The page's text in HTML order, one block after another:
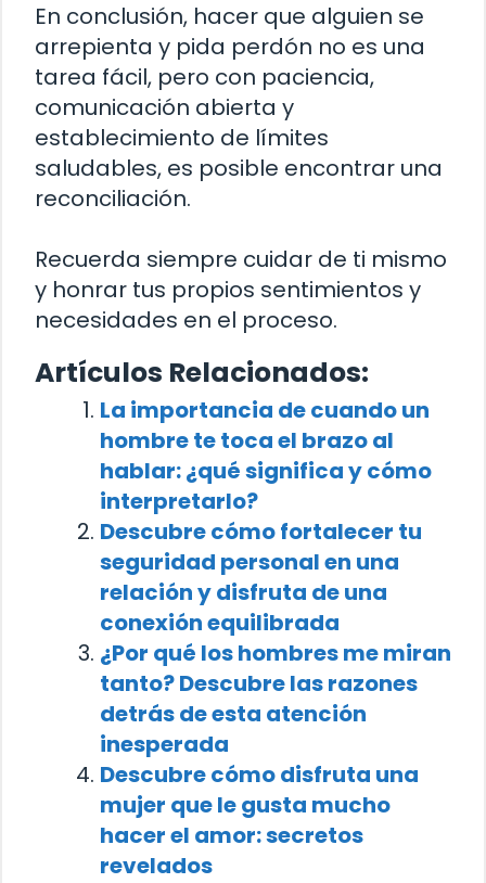
En conclusión, hacer que alguien se
arrepienta y pida perdón no es una
tarea fácil, pero con paciencia,
comunicación abierta y
establecimiento de límites
saludables, es posible encontrar una
reconciliación.
Recuerda siempre cuidar de ti mismo
y honrar tus propios sentimientos y
necesidades en el proceso.
Artículos Relacionados:
La importancia de cuando un
hombre te toca el brazo al
hablar: ¿qué significa y cómo
interpretarlo?
Descubre cómo fortalecer tu
seguridad personal en una
relación y disfruta de una
conexión equilibrada
¿Por qué los hombres me miran
tanto? Descubre las razones
detrás de esta atención
inesperada
Descubre cómo disfruta una
mujer que le gusta mucho
hacer el amor: secretos
revelados